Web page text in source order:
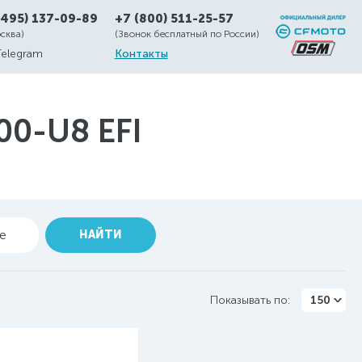
137-09-89 +7 (800) 511-25-57
(Звонок бесплатный по России)
Контакты
U8 EFI
НАЙТИ
Показывать по: 150